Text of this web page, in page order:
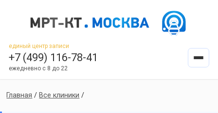
единый центр записи
+7 (499) 116-78-41
ежедневно с 8 до 22
Главная / Все клиники /